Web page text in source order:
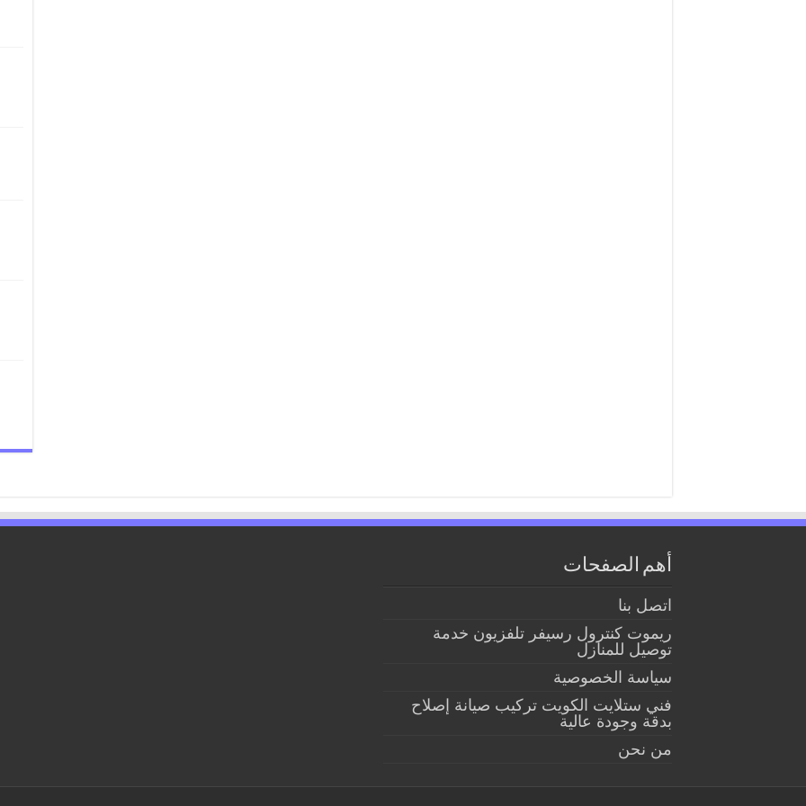
أهم الصفحات
اتصل بنا
ريموت كنترول رسيفر تلفزيون خدمة
توصيل للمنازل
سياسة الخصوصية
فني ستلايت الكويت تركيب صيانة إصلاح
بدقة وجودة عالية
من نحن